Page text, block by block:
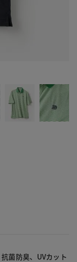
菌防臭、UVカット